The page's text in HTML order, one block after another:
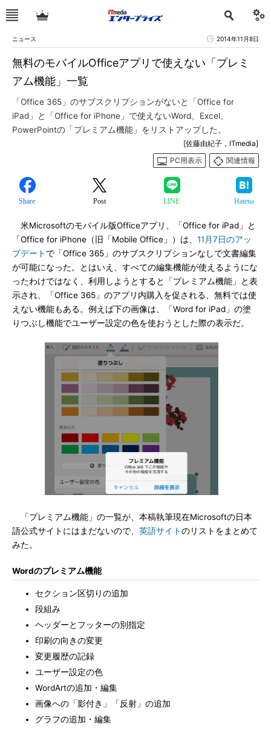
ニュース 2014年11月8日
無料のモバイルOfficeアプリで使えない「プレミ
アム機能」一覧
「Office 365」のサブスクリプションがないと「Office for
iPad」と「Office for iPhone」で使えないWord、Excel、
PowerPointの「プレミアム機能」をリストアップした。
[佐藤由紀子，ITmedia]
PC用表示
関連情報
Share Post LINE Hatena
米Microsoftのモバイル版Officeアプリ、「Office for iPad」と
「Office for iPhone（旧「Mobile Office」）は、 11月7日のアッ
プデート で「Office 365」のサブスクリプションなしで文書編集
が可能になった。とはいえ、すべての編集機能が使えるようにな
ったわけではなく、利用しようとすると「プレミアム機能」と表
示され、「Office 365」のアプリ内購入を促される、無料では使
えない機能もある。例えば下の画像は、「Word for iPad」の塗
りつぶし機能でユーザー設定の色を使おうとした際の表示だ。
「プレミアム機能」の一覧が、本稿執筆現在Microsoftの日本
語公式サイトにはまだないので、 英語サイトのリストをまとめて
みた。
Wordのプレミアム機能
セクション区切りの追加
段組み
ヘッダーとフッターの別指定
印刷の向きの変更
変更履歴の記録
ユーザー設定の色
WordArtの追加・編集
画像への「影付き」「反射」の追加
グラフの追加・編集